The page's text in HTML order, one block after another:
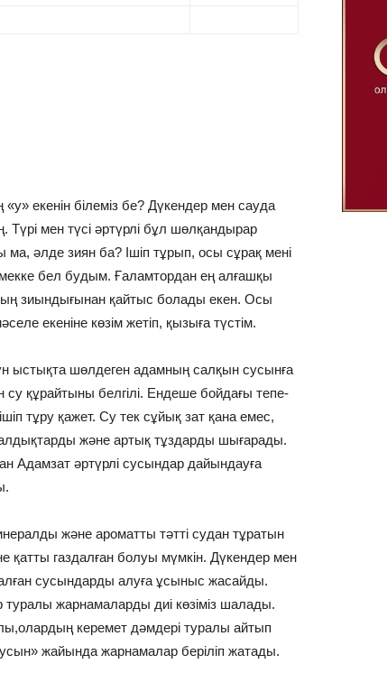
екенін білеміз бе? Дүкендер мен сауда
Түрі мен түсі әртүрлі бұл шөлқандырар
ма, әлде зиян ба? Ішіп тұрып, осы сұрақ мені
бел будым. Ғаламтордан ең алғашқы
зиындығынан қайтыс болады екен. Осы
екеніне көзім жетіп, қызыға түстім.
ыстықта шөлдеген адамның салқын сусынға
су құрайтыны белгілі. Ендеше бойдағы тепе-
тұру қажет. Су тек сұйық зат қана емес,
және артық тұздарды шығарады.
Адамзат әртүрлі сусындар дайындауға
және ароматты тәтті судан тұратын
қатты газдалған болуы мүмкін. Дүкендер мен
сусындарды алуға ұсыныс жасайды.
туралы жарнамаларды диі көзіміз шалады.
керемет дәмдері туралы айтып
жайында жарнамалар беріліп жатады.